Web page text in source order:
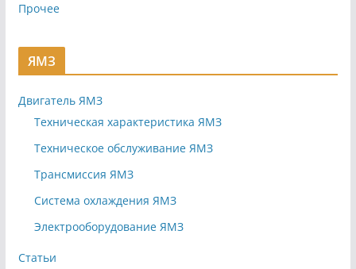
Прочее
ЯМЗ
Двигатель ЯМЗ
Техническая характеристика ЯМЗ
Техническое обслуживание ЯМЗ
Трансмиссия ЯМЗ
Система охлаждения ЯМЗ
Электрооборудование ЯМЗ
Статьи